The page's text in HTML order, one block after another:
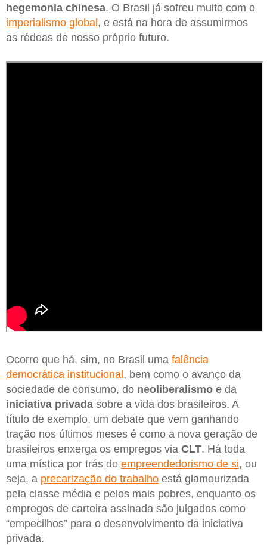
hegemonia chinesa. O Brasil já sofreu muito com o
imperialismo global , e está na hora de assumirmos
as rédeas de nosso próprio futuro.
Ocorre que há, sim, no Brasil uma falência
democrática institucional, bem como o avanço da
sociedade de consumo, do neoliberalismo e da
iniciativa privada sobre a vida dos brasileiros. A
título de exemplo, um debate que vem ganhando
tração nos últimos meses é como a nova geração de
brasileiros enxerga os empregos via CLT. Há toda
uma mística por trás do empreendedorismo de si, ou
seja, a precarização do trabalho está glamourizada
pela classe média e pelos mais pobres, enquanto os
empregos de carteira assinada são julgados como
“empecilhos” para o desenvolvimento da iniciativa
privada.